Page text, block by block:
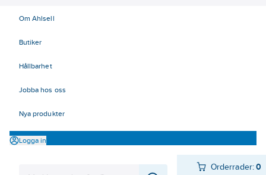
Om Ahlsell
Butiker
Hållbarhet
Jobba hos oss
Nya produkter
Logga in
Orderrader:0